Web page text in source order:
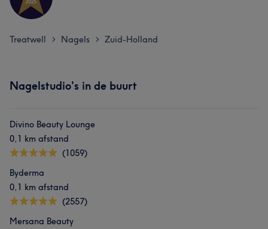
Treatwell > Nagels > Zuid-Holland
Nagelstudio's in de buurt
Divino Beauty Lounge
0,1 km afstand
(1059)
Byderma
0,1 km afstand
(2557)
Mersana Beauty